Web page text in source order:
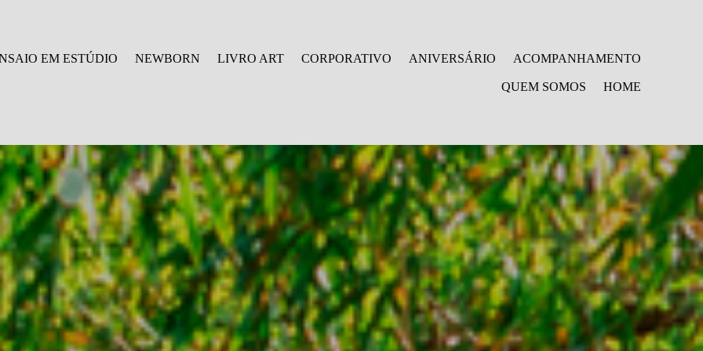
EM ESTÚDIO NEWBORN LIVRO ART CORPORATIVO ANIVERSÁRIO ACOMPANHAMENTO
QUEM SOMOS HOME